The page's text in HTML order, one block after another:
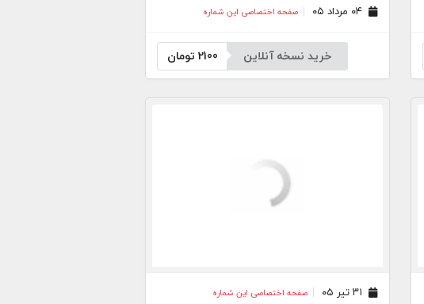
صفحه اختصاصی این شماره
خرید نسخه آنلاین 2100 تومان
صفحه اختصاصی این شماره